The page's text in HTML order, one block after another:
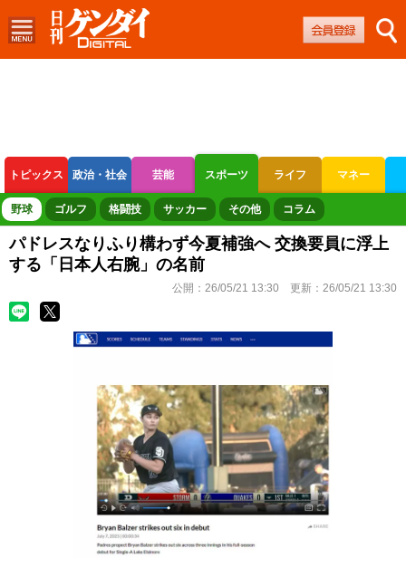
トピックス 政治・社会 芸能 スポーツ ライフ マネー
ボートレース 競輪 オートレース
野球 ゴルフ 格闘技 サッカー その他 コラム
パドレスなりふり構わず今夏補強へ 交換要員に浮上
する「日本人右腕」の名前
公開： 26/05/21 13:30 更新： 26/05/21 13:30